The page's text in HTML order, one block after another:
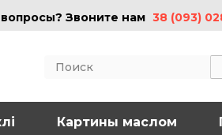
Звоните нам 38 (093)
Картины маслом